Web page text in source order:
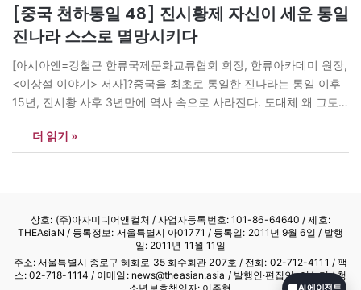
[중국 천하통일 48] 진시황제 자신이 세운 통일
진나라 스스로 멸망시키다
[아시아엔=강철근 한류국제문화교류협회 회장, 한류아카데미 원장,
<이상설 이야기> 저자]?중국을 최초로 통일한 진나라는 통일 이후
15년, 진시황 사후 3년만에 역사 속으로 사라진다. 도대체 왜 그토
력하게 망했을까? 통일 진 제국을 세우는 데는 백성들과 수많은 사
람들의 피와 땀이 있었다. 무수히 많은 제왕들과 천하의 현자들,…
더 읽기 »
상호: (주)아자미디어앤컬처 /사업자등록번호: 101-86-64640 / 제호:
THEAsiaN / 등록정보: 서울특별시 아01771 / 등록일: 2011년 9월 6일 / 발행
일: 2011년 11월 11일
주소: 서울특별시 종로구 혜화로 35 화수회관 207호 / 전화: 02-712-4111 / 팩
스: 02-718-1114 / 이메일: news@theasian.asia / 발행인·편집인: 이상기 / 청